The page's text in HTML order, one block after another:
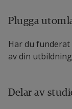
Plugga
Har du funderat
av din
Delar av